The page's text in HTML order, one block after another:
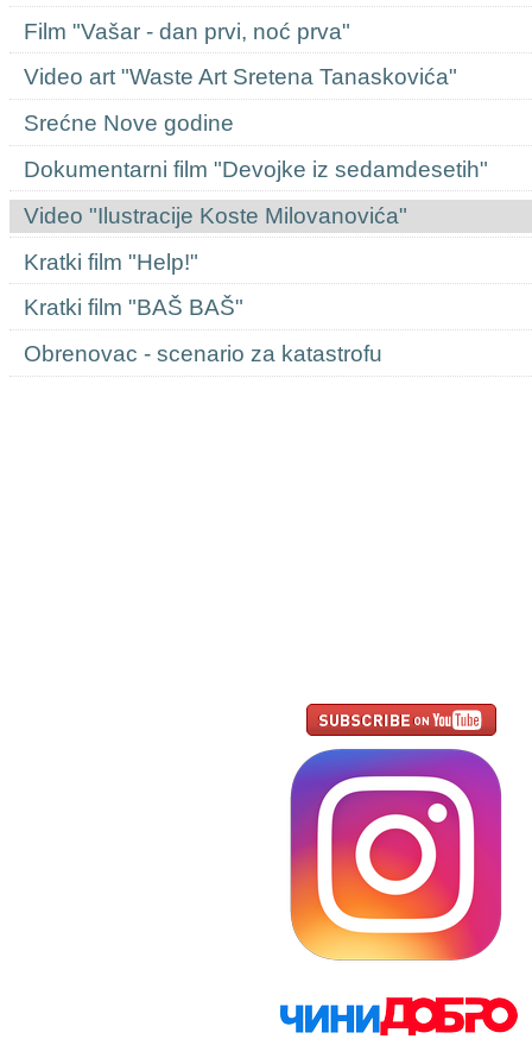
Film "Vašar - dan prvi, noć prva"
Video art "Waste Art Sretena Tanaskovića"
Srećne Nove godine
Dokumentarni film "Devojke iz sedamdesetih"
Video "Ilustracije Koste Milovanovića"
Kratki film "Help!"
Kratki film "BAŠ BAŠ"
Obrenovac - scenario za katastrofu